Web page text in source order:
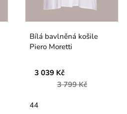
Bílá bavlněná košile
Piero Moretti
3 039 Kč
3 799 Kč
44